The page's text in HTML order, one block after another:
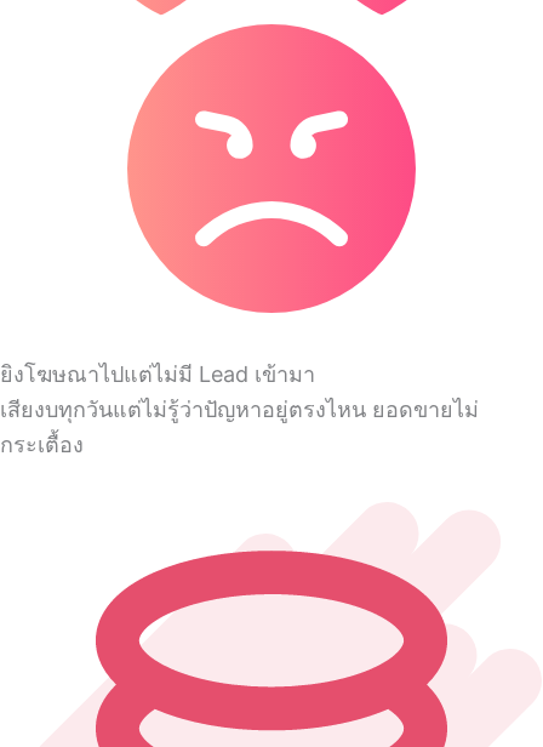
ยิงโฆษณาไปแต่ไม่มี Lead เข้ามา
เสียงบทุกวันแต่ไม่รู้ว่าปัญหาอยู่ตรงไหน ยอดขายไม่
กระเตื้อง